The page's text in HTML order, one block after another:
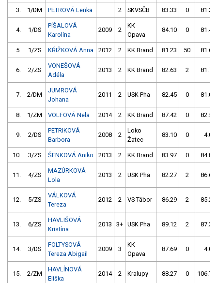
3. 1/DM PETROVÁ Lenka 2 SKVSČB 83.33 0 81.22
4. 1/DS
PÍŠALOVÁ
Karolína
2009 2
KK
Opava
84.10 0 81.46
5. 1/ZS KŘIŽKOVÁ Anna 2012 2 KK Brand 81.23 50 81.61
6. 2/ZS
VONEŠOVÁ
Adéla
2013 2 KK Brand 82.63 2 81.74
7. 2/DM
JUMROVÁ
Johana
2011 2 USK Pha 82.45 0 81.05
8. 1/ZM VOLFOVÁ Nela 2014 2 KK Brand 87.42 0 82.52
9. 2/DS
PETRIKOVÁ
Barbora
2008 2
Loko
Žatec
83.10 0 4.00
10. 3/ZS ŠENKOVÁ Aniko 2013 2 KK Brand 83.97 0 84.87
11. 4/ZS
MAZÚRKOVÁ
Lola
2013 2 USK Pha 82.27 2 86.62
12. 5/ZS
VÁLKOVÁ
Tereza
2012 2 VS Tábor 86.29 2 85.23
13. 6/ZS
HAVLIŠOVÁ
Kristína
2013 3+ USK Pha 89.12 2 87.39
14. 3/DS
FOLTYSOVÁ
Tereza Abigail
2009 3
KK
Opava
87.69 0 4.00
15. 2/ZM
HAVLÍNOVÁ
Eliška
2014 2 Kralupy 88.27 0 106.71